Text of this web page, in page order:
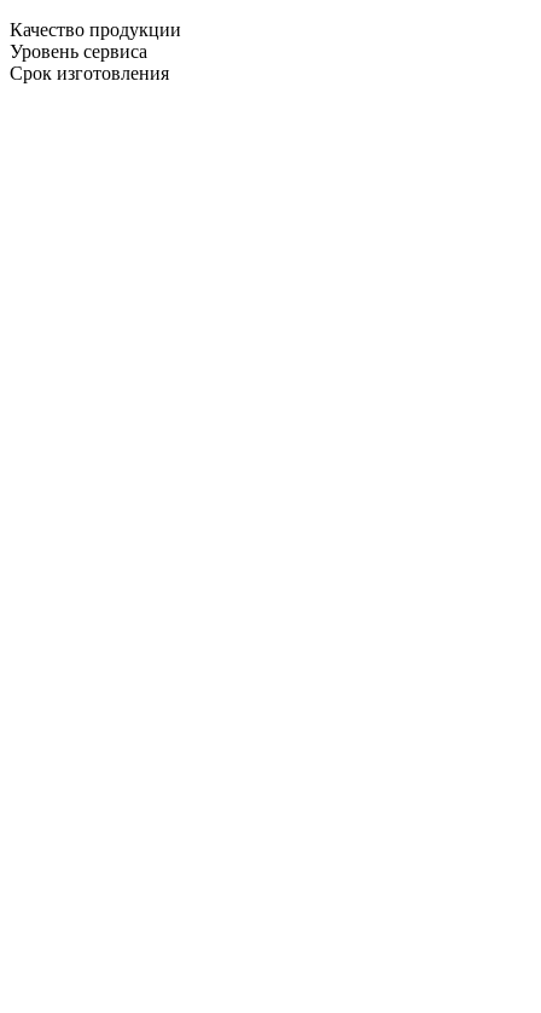
Качество продукции
Уровень сервиса
Срок изготовления